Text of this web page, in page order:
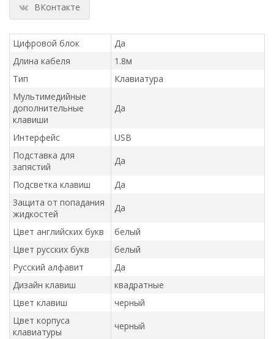
ВКонтакте
Цифровой блок
Да
Длина кабеля
1.8м
Тип
Клавиатура
Мультимедийные
дополнительные
клавиши
Да
Интерфейс
USB
Подставка для
запястий
Да
Подсветка клавиш
Да
Защита от попадания
жидкостей
Да
Цвет английских букв
белый
Цвет русских букв
белый
Русский алфавит
Да
Дизайн клавиш
квадратные
Цвет клавиш
черный
Цвет корпуса
клавиатуры
черный